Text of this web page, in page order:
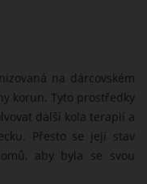
na dárcovském
korun. Tyto prostředky
další kola terapií a
Přesto se její stav
aby byla se svou